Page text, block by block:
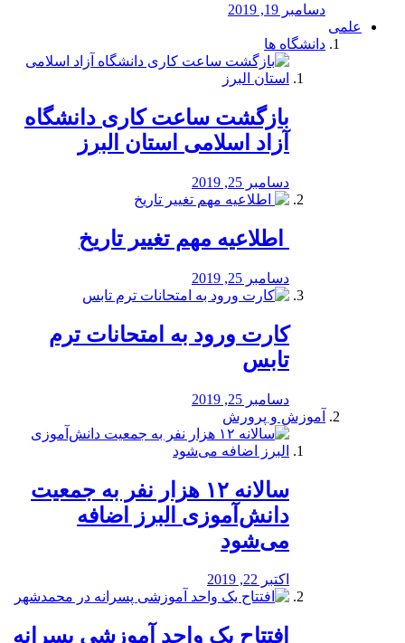
دسامبر 19, 2019
علمی
دانشگاه ها
بازگشت ساعت کاری دانشگاه
آزاد اسلامی استان البرز
دسامبر 25, 2019
️ اطلاعیه مهم تغییر تاریخ
دسامبر 25, 2019
کارت ورود به امتحانات ترم
تابس
دسامبر 25, 2019
آموزش و پرورش
️سالانه ۱۲ هزار نفر به جمعیت
دانش‌آموزی البرز اضافه
می‌شود
اکتبر 22, 2019
افتتاح یک واحد آموزشی پسرانه